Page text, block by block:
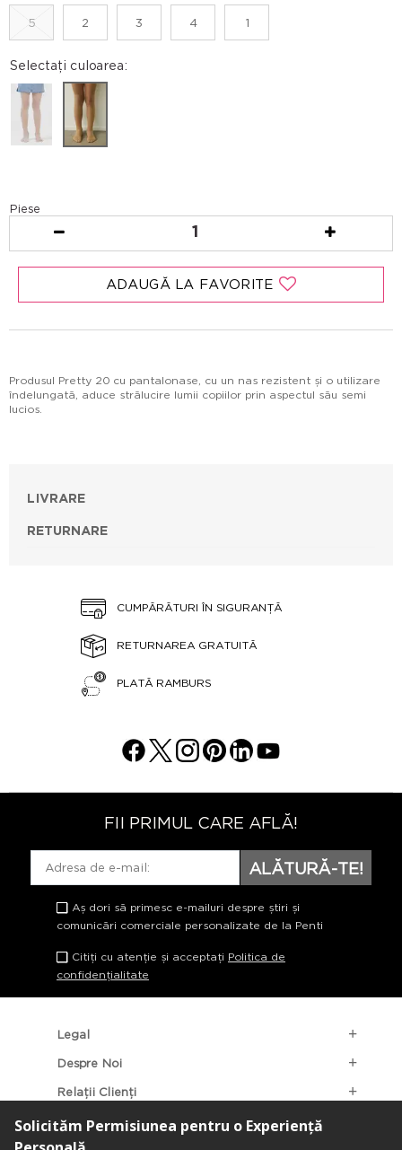
5 2 3 4 1
Selectați culoarea:
Piese
1
ADAUGĂ LA FAVORITE
Produsul Pretty 20 cu pantalonase, cu un nas rezistent și o utilizare
îndelungată, aduce strălucire lumii copiilor prin aspectul său semi
lucios.
LIVRARE
RETURNARE
CUMPĂRĂTURI ÎN SIGURANȚĂ
RETURNAREA GRATUITĂ
PLATĂ RAMBURS
FII PRIMUL CARE AFLĂ!
ALĂTURĂ-TE!
Aș dori să primesc e-mailuri despre știri și
comunicări comerciale personalizate de la Penti
Citiți cu atenție și acceptați Politica de
confidențialitate
Legal
Despre Noi
Relații Clienți
Categorii Populare